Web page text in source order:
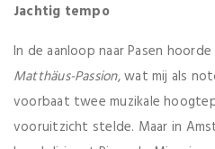
Jachtig tempo
In de aanloop naar Pasen
Matthäus-Passion, wat mij als
voorbaat twee muzikale
vooruitzicht stelde. Maar in